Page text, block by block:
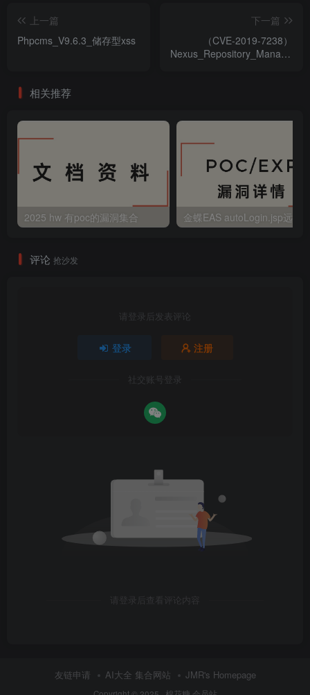
上一篇
Phpcms_V9.6.3_储存型xss
下一篇
（CVE-2019-7238）
Nexus_Repository_Manager_
相关推荐
2025 hw 有poc的漏洞集合
评论 抢沙发
请登录后发表评论
登录 注册
社交账号登录
请登录后查看评论内容
友链申请 AI大全 集合网站 JMR's Homepage